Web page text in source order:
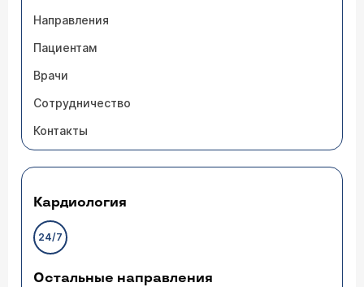
Направления
Пациентам
Врачи
Сотрудничество
Контакты
Кардиология
24/7
Остальные направления